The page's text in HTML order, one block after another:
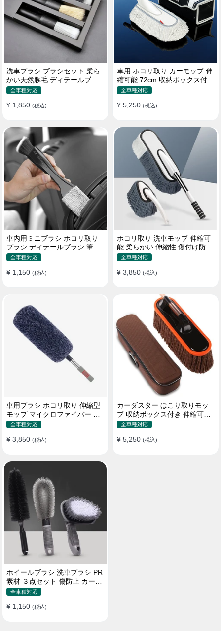
洗車ブラシ ブラシセット 柔ら
かい天然豚毛 ディテールブラ
シ 隙間ブラシ 筆タイプ
全車種対応
¥ 1,850 (税込)
車用 ホコリ取り カーモップ 伸
縮可能 72cm 収納ボックス付き
軽量・コンパクト
全車種対応
¥ 5,250 (税込)
車内用ミニブラシ ホコリ取り
ブラシ ディテールブラシ 筆タ
イプ 車 エアコン吹き出し口
全車種対応
¥ 1,150 (税込)
ホコリ取り 洗車モップ 伸縮可
能 柔らかい 伸縮性 傷付け防止
軽量・コンパクト
全車種対応
¥ 3,850 (税込)
車用ブラシ ホコリ取り 伸縮型
モップ マイクロファイバー 洗
車道具 軽量・コンパクト
全車種対応
¥ 3,850 (税込)
カーダスター ほこり取りモッ
プ 収納ボックス付き 伸縮可能
ワックスブラシ 洗車ブラシ
全車種対応
¥ 5,250 (税込)
ホイールブラシ 洗車ブラシ PR
素材 ３点セット 傷防止 カーウ
ォッシュ プロ仕様
全車種対応
¥ 1,150 (税込)